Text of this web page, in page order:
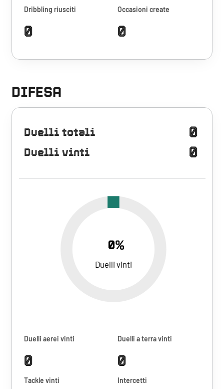
Dribbling riusciti
0
Occasioni create
0
DIFESA
Duelli totali 0
Duelli vinti 0
0%
Duelli vinti
Duelli aerei vinti
0
Duelli a terra vinti
0
Tackle vinti Intercetti